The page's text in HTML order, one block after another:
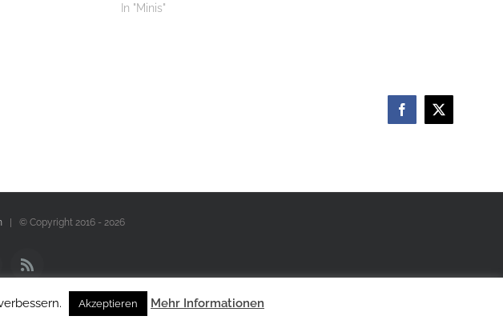
In "Minis"
Facebook
X
| © Copyright 2016 - 2026
Rss
Akzeptieren Mehr Informationen